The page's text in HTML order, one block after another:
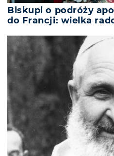
Biskupi o podróży
do Francji: wielka